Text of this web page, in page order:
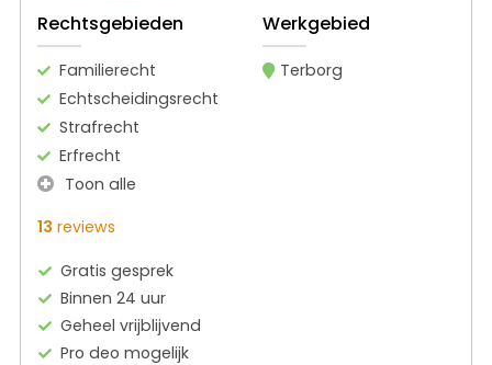
Rechtsgebieden
Familierecht
Echtscheidingsrecht
Strafrecht
Erfrecht
Toon alle
Werkgebied
Terborg
13 reviews
Gratis gesprek
Binnen 24 uur
Geheel vrijblijvend
Pro deo mogelijk